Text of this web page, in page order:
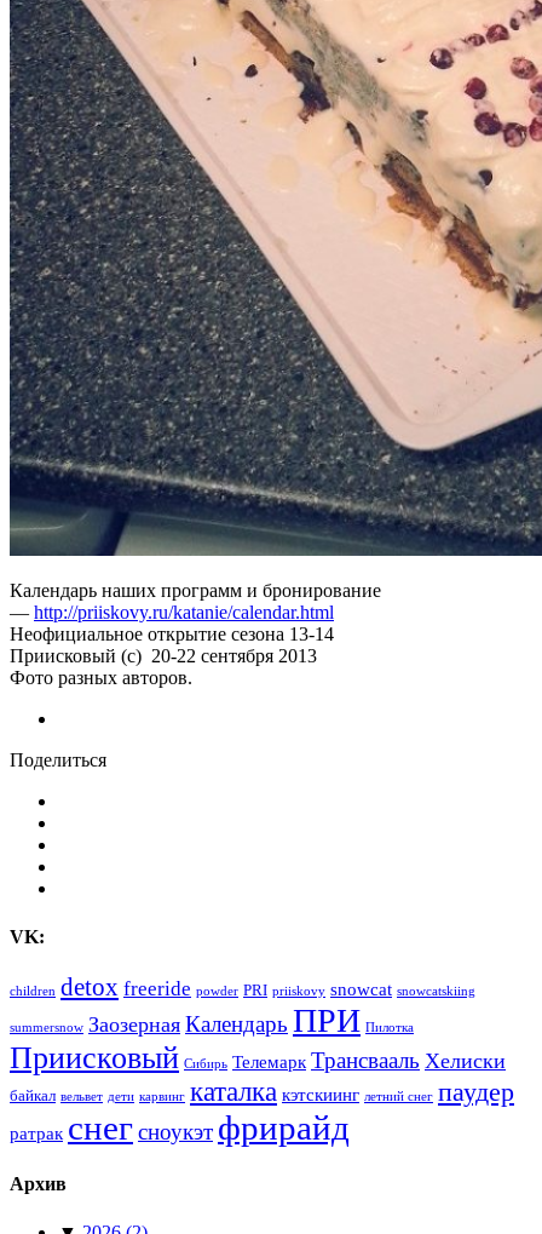
Календарь наших программ и бронирование
— http://priiskovy.ru/katanie/calendar.html
Неофициальное открытие сезона 13-14
Приисковый (с) 20-22 сентября 2013
Фото разных авторов.
Поделиться
VK:
children detox freeride powder PRI priiskovy snowcat snowcatskiing
summersnow Заозерная Календарь ПРИ Пилотка
Приисковый Сибирь Телемарк Трансвааль Хелиски
байкал вельвет дети карвинг каталка кэтскиинг летний снег паудер
ратрак снегсноукэт фрирайд
Архив